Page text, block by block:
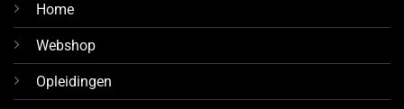
Home
Webshop
Opleidingen